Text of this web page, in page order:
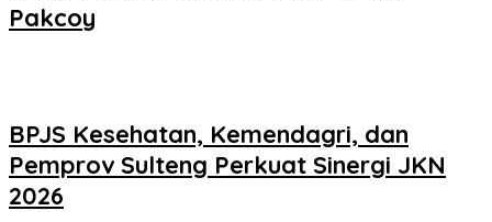
Pakcoy
BPJS Kesehatan, Kemendagri, dan
Pemprov Sulteng Perkuat Sinergi JKN
2026